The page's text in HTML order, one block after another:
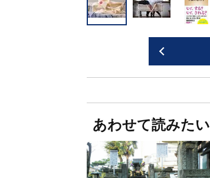
あわせて読みたい